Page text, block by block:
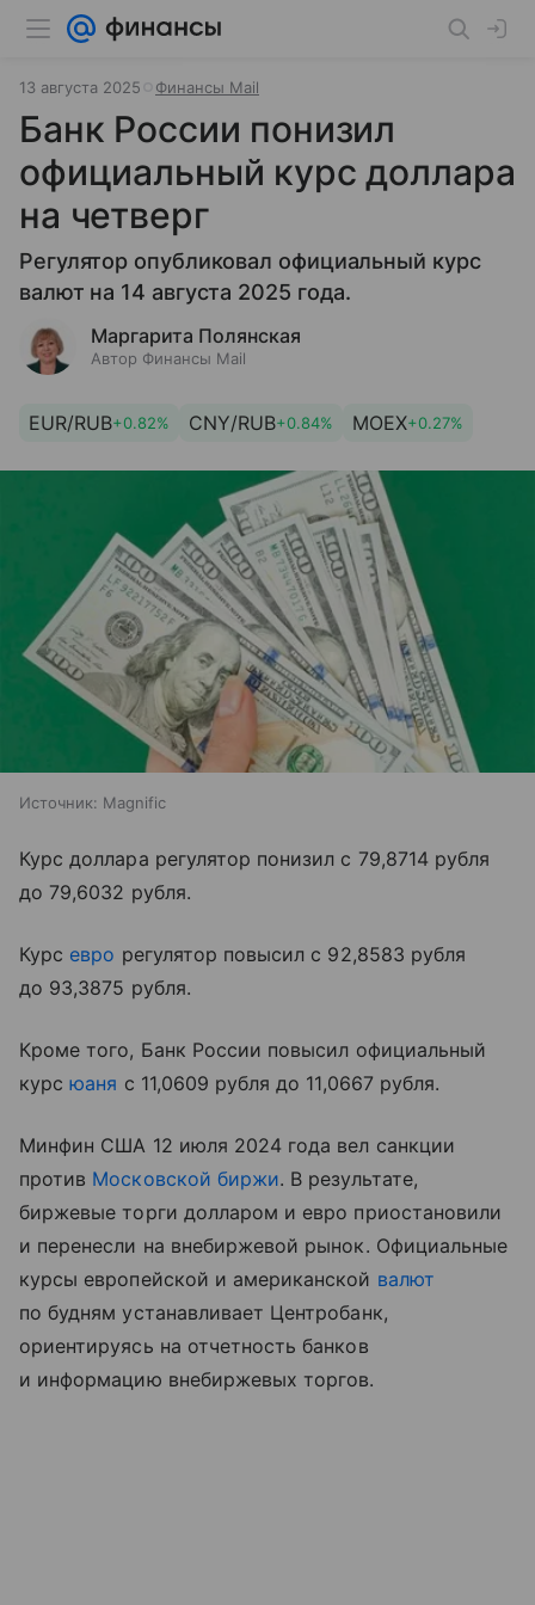
13 августа 2025 Финансы Mail
Банк России понизил
официальный курс доллара
на четверг
Регулятор опубликовал официальный курс
валют на 14 августа 2025 года.
Маргарита Полянская
Автор Финансы Mail
EUR/RUB+0.82% CNY/RUB+0.84% MOEX+0.27%
Источник: Magnific
Курс доллара регулятор понизил с 79,8714 рубля
до 79,6032 рубля.
Курс евро регулятор повысил с 92,8583 рубля
до 93,3875 рубля.
Кроме того, Банк России повысил официальный
курсюаня с 11,0609 рубля до 11,0667 рубля.
Минфин США 12 июля 2024 года вел санкции
против Московской биржи. В результате,
биржевые торги долларом и евро приостановили
и перенесли на внебиржевой рынок. Официальные
курсы европейской и американской валют
по будням устанавливает Центробанк,
ориентируясь на отчетность банков
и информацию внебиржевых торгов.